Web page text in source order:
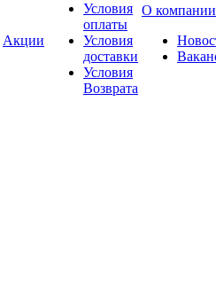
Акции
Условия
оплаты
Условия
доставки
Условия
Возврата
О компании